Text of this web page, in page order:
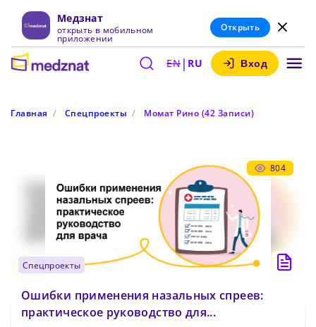
Медзнат
открыть в мобильном
приложении
Открыть
EN| RU Вход
Главная Спецпроекты Момат Рино (42 Записи)
804
спецпроекты
Ошибки применения назальных спреев:
практическое руководство для...